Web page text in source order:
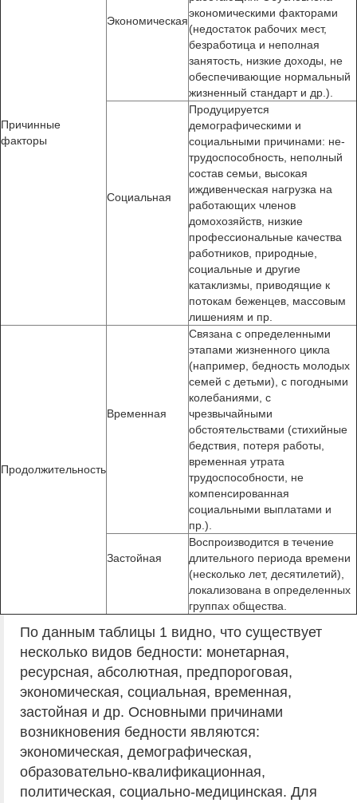
Причинные
факторы
Экономическая
эконо­мическими факторами
(недостаток рабочих мест,
безработица и не­полная
занятость, низкие доходы, не
обеспечивающие нормальный
жизненный стандарт и др.).
Социальная
Продуцируется
демографическими и
социальными причинами: не­
трудоспособность, неполный
состав семьи, высокая
иждивенческая нагрузка на
работающих членов
домохозяйств, низкие
профессио­нальные качества
работников, природные,
социальные и другие
катаклизмы, приводящие к
потокам беженцев, массовым
лишениям и пр.
Продолжительность
Временная
Связана с определенными
этапами жизненного цикла
(например, бедность молодых
семей с детьми), с погодными
колебаниями, с
чрезвычайными
обстоятельствами (стихийные
бедствия, потеря работы,
временная утрата
трудоспособности, не
компенсированная
социальными выплатами и
пр.).
Застойная
Воспроизводится в течение
длительного периода времени
(несколь­ко лет, десятилетий),
локализована в определенных
группах обще­ства.
По данным таблицы 1 видно, что существует
несколько видов бедности: монетарная,
ресурсная, абсолютная, предпороговая,
экономическая, социальная, временная,
застойная и др. Основными причинами
возникновения бедности являются:
экономическая, демографическая,
образовательно-квалификационная,
политическая, социально-медицинская. Для